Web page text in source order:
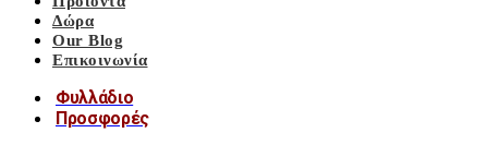
Δώρα
Our Blog
Επικοινωνία
Φυλλάδιο
Προσφορές